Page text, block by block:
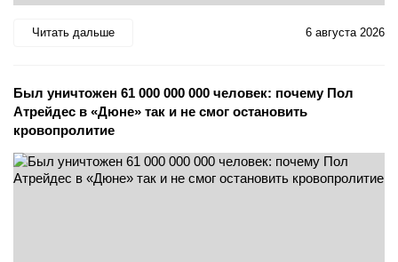
Читать дальше 6 августа 2026
Был уничтожен 61 000 000 000 человек: почему Пол
Атрейдес в «Дюне» так и не смог остановить
кровопролитие